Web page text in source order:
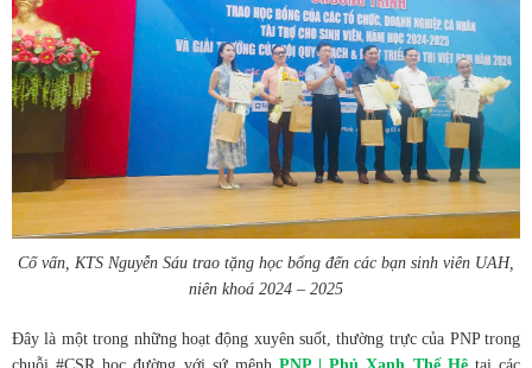
Cố vấn, KTS Nguyễn Sáu trao tặng học bổng đến các bạn sinh viên UAH,
niên khoá 2024 – 2025
Đây là một trong những hoạt động xuyên suốt, thường trực của PNP trong